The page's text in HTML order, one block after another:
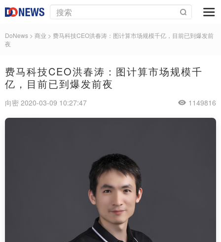
DoNews > 商业 > 费马科技CEO洪春涛：图计算市场规模千亿，目前已到爆发前
夜
费马科技CEO洪春涛：图计算市场规模千
亿，目前已到爆发前夜
向密 2020-03-09 10:27:47 1149816